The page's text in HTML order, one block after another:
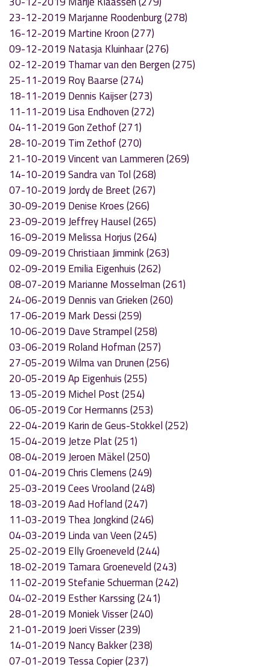
23-12-2019 Marjanne Roodenburg (278)
16-12-2019 Martine Kroon (277)
09-12-2019 Natasja Kluinhaar (276)
02-12-2019 Thamar van den Bergen (275)
25-11-2019 Roy Baarse (274)
18-11-2019 Dennis Kaijser (273)
11-11-2019 Lisa Endhoven (272)
04-11-2019 Gon Zethof (271)
28-10-2019 Tim Zethof (270)
21-10-2019 Vincent van Lammeren (269)
14-10-2019 Sandra van Tol (268)
07-10-2019 Jordy de Breet (267)
30-09-2019 Denise Kroes (266)
23-09-2019 Jeffrey Hausel (265)
16-09-2019 Melissa Horjus (264)
09-09-2019 Christiaan Jimmink (263)
02-09-2019 Emilia Eigenhuis (262)
08-07-2019 Marianne Mosselman (261)
24-06-2019 Dennis van Grieken (260)
17-06-2019 Mark Dessi (259)
10-06-2019 Dave Strampel (258)
03-06-2019 Roland Hofman (257)
27-05-2019 Wilma van Drunen (256)
20-05-2019 Ap Eigenhuis (255)
13-05-2019 Michel Post (254)
06-05-2019 Cor Hermanns (253)
22-04-2019 Karin de Geus-Stokkel (252)
15-04-2019 Jetze Plat (251)
08-04-2019 Jeroen Mäkel (250)
01-04-2019 Chris Clemens (249)
25-03-2019 Cees Vrooland (248)
18-03-2019 Aad Hofland (247)
11-03-2019 Thea Jongkind (246)
04-03-2019 Linda van Veen (245)
25-02-2019 Elly Groeneveld (244)
18-02-2019 Tamara Groeneveld (243)
11-02-2019 Stefanie Schuerman (242)
04-02-2019 Esther Karssing (241)
28-01-2019 Moniek Visser (240)
21-01-2019 Joeri Visser (239)
14-01-2019 Nancy Bakker (238)
07-01-2019 Tessa Copier (237)